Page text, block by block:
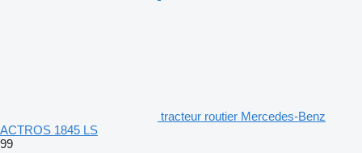
tracteur routier Mercedes-Benz
ACTROS 1845 LS
99